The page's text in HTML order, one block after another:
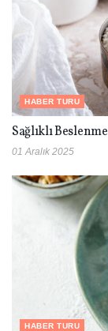
HABER TURU
Sağlıklı
01 Aralık 2025
HABER TURU